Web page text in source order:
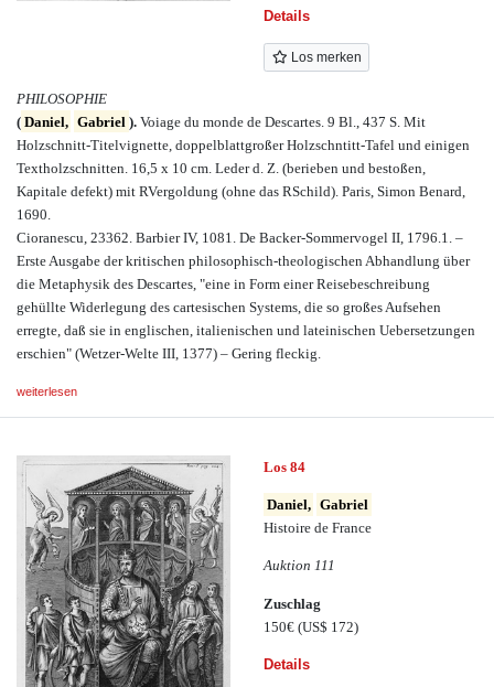
Details
Los merken
PHILOSOPHIE
( Daniel, Gabriel ). Voiage du monde de Descartes. 9 Bl., 437 S. Mit
Holzschnitt-Titelvignette, doppelblattgroßer Holzschntitt-Tafel und einigen
Textholzschnitten. 16,5 x 10 cm. Leder d. Z. (berieben und bestoßen,
Kapitale defekt) mit RVergoldung (ohne das RSchild). Paris, Simon Benard,
1690.
Cioranescu, 23362. Barbier IV, 1081. De Backer-Sommervogel II, 1796.1. –
Erste Ausgabe der kritischen philosophisch-theologischen Abhandlung über
die Metaphysik des Descartes, "eine in Form einer Reisebeschreibung
gehüllte Widerlegung des cartesischen Systems, die so großes Aufsehen
erregte, daß sie in englischen, italienischen und lateinischen Uebersetzungen
erschien" (Wetzer-Welte III, 1377) – Gering fleckig.
weiterlesen
Los 84
Daniel, Gabriel
Histoire de France
Auktion 111
Zuschlag
150€ (US$ 172)
Details